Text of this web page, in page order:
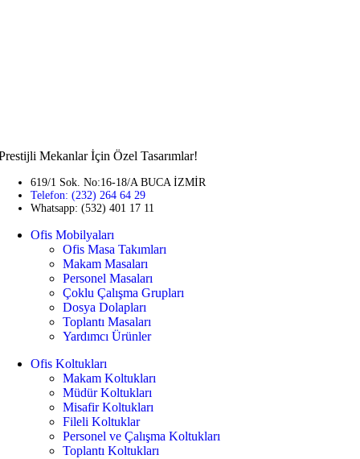
Mekanlar İçin Özel Tasarımlar!
619/1 Sok. No:16-18/A BUCA İZMİR
Telefon: (232) 264 64 29
Whatsapp: (532) 401 17 11
Ofis Mobilyaları
Ofis Masa Takımları
Makam Masaları
Personel Masaları
Çoklu Çalışma Grupları
Dosya Dolapları
Toplantı Masaları
Yardımcı Ürünler
Ofis Koltukları
Makam Koltukları
Müdür Koltukları
Misafir Koltukları
Fileli Koltuklar
Personel ve Çalışma Koltukları
Toplantı Koltukları